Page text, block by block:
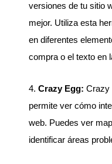
versiones de tu sitio
mejor. Utiliza esta
en diferentes
compra o el texto en
4. Crazy Egg: Crazy
permite ver cómo
web. Puedes ver
identificar áreas